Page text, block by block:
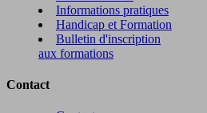
Informations pratiques
Handicap et Formation
Bulletin d'inscription
aux formations
Contact